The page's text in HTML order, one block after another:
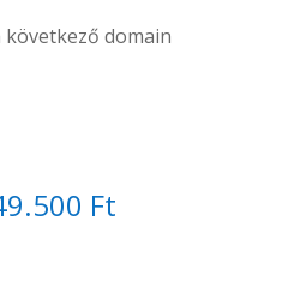
következő domain
Ft